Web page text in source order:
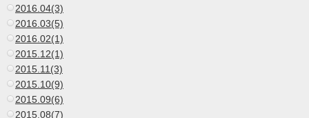
2016.04(3)
2016.03(5)
2016.02(1)
2015.12(1)
2015.11(3)
2015.10(9)
2015.09(6)
2015.08(7)